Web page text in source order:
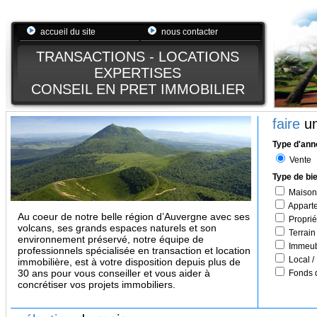
accueil du site nous contacter
TRANSACTIONS - LOCATIONS
EXPERTISES
CONSEIL EN PRET IMMOBILIER
Au coeur de notre belle région d’Auvergne avec ses
volcans, ses grands espaces naturels et son
environnement préservé, notre équipe de
professionnels spécialisée en transaction et location
immobilière, est à votre disposition depuis plus de
30 ans pour vous conseiller et vous aider à
concrétiser vos projets immobiliers.
faire
Type
Vente
Type de
Maison
Terrain
Local /
Fonds